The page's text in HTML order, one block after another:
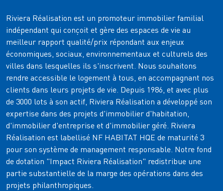
Riviera Réalisation est un promoteur immobilier familial
indépendant qui conçoit et gère des espaces de vie au
meilleur rapport qualité/prix répondant aux enjeux
économiques, sociaux, environnementaux et culturels des
villes dans lesquelles ils s'inscrivent. Nous souhaitons
rendre accessible le logement à tous, en accompagnant nos
clients dans leurs projets de vie. Depuis 1986, et avec plus
de 3000 lots à son actif, Riviera Réalisation a développé son
expertise dans des projets d'immobilier d'habitation,
d'immobilier d'entreprise et d'immobilier géré. Riviera
Réalisation est labellisé NF HABITAT HQE de maturité 3
pour son système de management responsable. Notre fond
de dotation "Impact Riviera Réalisation" redistribue une
partie substantielle de la marge des opérations dans des
projets philanthropiques.